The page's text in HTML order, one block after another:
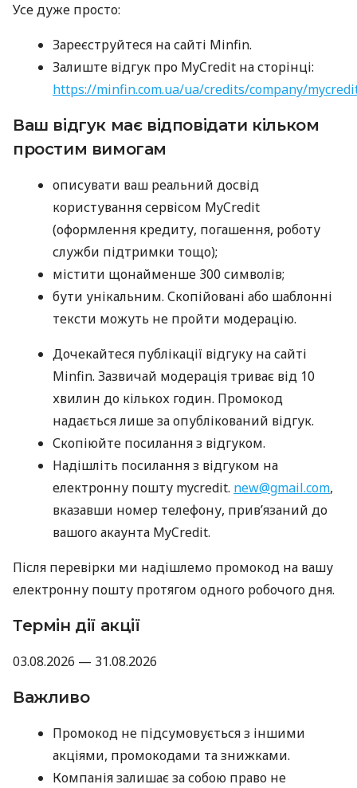
Усе дуже просто:
Зареєструйтеся на сайті Minfin.
Залиште відгук про MyCredit на сторінці:
https://minfin.com.ua/ua/credits/company/
Ваш відгук має відповідати кільком
простим вимогам
описувати ваш реальний досвід
користування сервісом MyCredit
(оформлення кредиту, погашення, роботу
служби підтримки тощо);
містити щонайменше 300 символів;
бути унікальним. Скопійовані або шаблонні
тексти можуть не пройти модерацію.
Дочекайтеся публікації відгуку на сайті
Minfin. Зазвичай модерація триває від 10
хвилин до кількох годин. Промокод
надається лише за опублікований відгук.
Скопіюйте посилання з відгуком.
Надішліть посилання з відгуком на
електронну пошту mycredit. new@gmail.com,
вказавши номер телефону, прив’язаний до
вашого акаунта MyCredit.
Після перевірки ми надішлемо промокод на вашу
електронну пошту протягом одного робочого дня.
Термін дії акції
03.08.2026 — 31.08.2026
Важливо
Промокод не підсумовується з іншими
акціями, промокодами та знижками.
Компанія залишає за собою право не